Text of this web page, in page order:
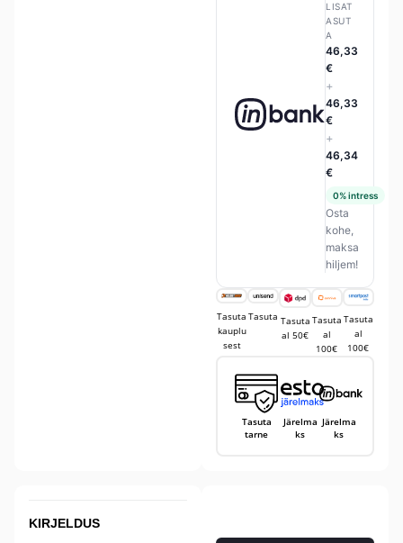
LISAT
ASUT
A
46,33
€
+
46,33
€
+
46,34
€
0% intress
Osta
kohe,
maksa
hiljem!
Tasuta
kauplu
sest
Tasuta Tasuta
al 50€
Tasuta
al
100€
Tasuta
al
100€
Tasuta
tarne
Järelma
ks
Järelma
ks
KIRJELDUS